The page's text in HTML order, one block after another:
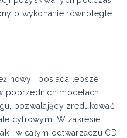
o wykonanie równolegle
nowy i posiada lepsze
poprzednich modelach.
pozwalający zredukować
cyfrowym. W zakresie
i w całym odtwarzaczu CD